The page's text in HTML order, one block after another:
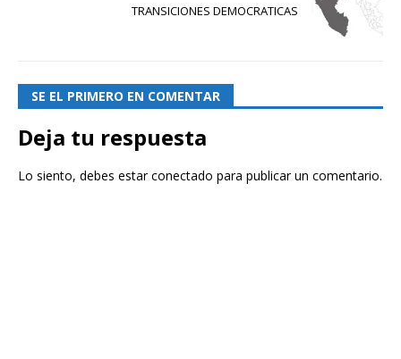
TRANSICIONES DEMOCRATICAS
SE EL PRIMERO EN COMENTAR
Deja tu respuesta
Lo siento, debes estarconectado para publicar un comentario.